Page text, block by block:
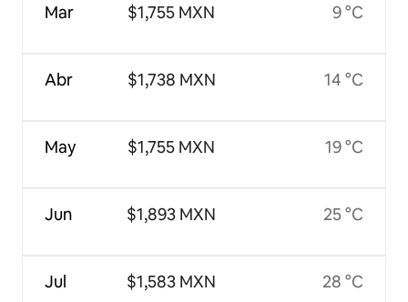
Mar
Abr
May
Jun
Jul
$1,755 MXN
$1,738 MXN
$1,755 MXN
$1,893 MXN
$1,583 MXN
9 °C
14 °C
19 °C
25 °C
28 °C